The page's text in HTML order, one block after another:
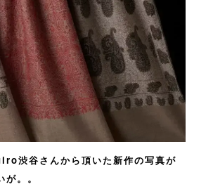
渋谷さんから頂いた新作の写真が
。。